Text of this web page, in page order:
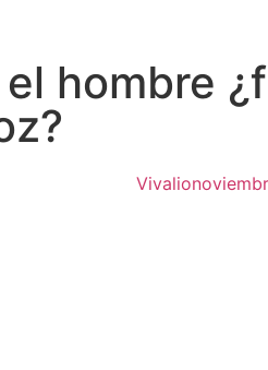
hombre
Vivalio